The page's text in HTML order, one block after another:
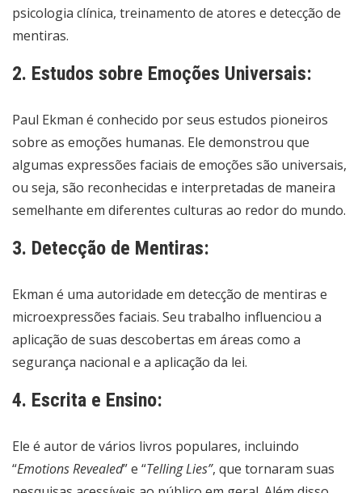
psicologia clínica, treinamento de atores e detecção de
mentiras.
2. Estudos sobre Emoções Universais:
Paul Ekman é conhecido por seus estudos pioneiros
sobre as emoções humanas. Ele demonstrou que
algumas expressões faciais de emoções são universais,
ou seja, são reconhecidas e interpretadas de maneira
semelhante em diferentes culturas ao redor do mundo.
3. Detecção de Mentiras:
Ekman é uma autoridade em detecção de mentiras e
microexpressões faciais. Seu trabalho influenciou a
aplicação de suas descobertas em áreas como a
segurança nacional e a aplicação da lei.
4. Escrita e Ensino:
Ele é autor de vários livros populares, incluindo
“Emotions Revealed” e “Telling Lies”, que tornaram suas